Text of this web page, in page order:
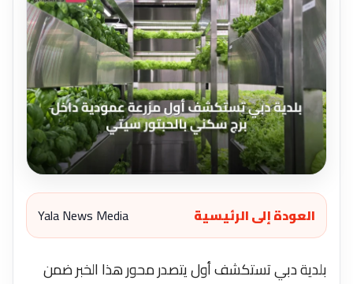
العودة إلى الرئيسية Yala News Media
بلدية دبي تستكشف أول يتصدر محور هذا الخبر ضمن